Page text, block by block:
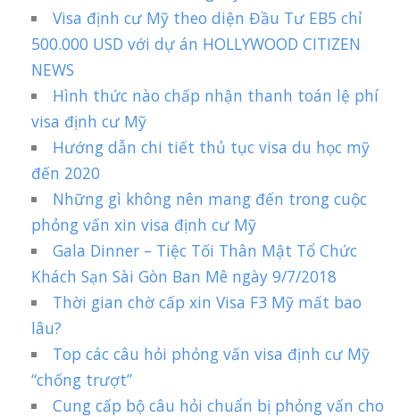
Visa định cư Mỹ theo diện Đầu Tư EB5 chỉ
500.000 USD với dự án HOLLYWOOD CITIZEN
NEWS
Hình thức nào chấp nhận thanh toán lệ phí
visa định cư Mỹ
Hướng dẫn chi tiết thủ tục visa du học mỹ
đến 2020
Những gì không nên mang đến trong cuộc
phỏng vấn xin visa định cư Mỹ
Gala Dinner – Tiệc Tối Thân Mật Tổ Chức
Khách Sạn Sài Gòn Ban Mê ngày 9/7/2018
Thời gian chờ cấp xin Visa F3 Mỹ mất bao
lâu?
Top các câu hỏi phỏng vấn visa định cư Mỹ
“chống trượt”
Cung cấp bộ câu hỏi chuẩn bị phỏng vấn cho